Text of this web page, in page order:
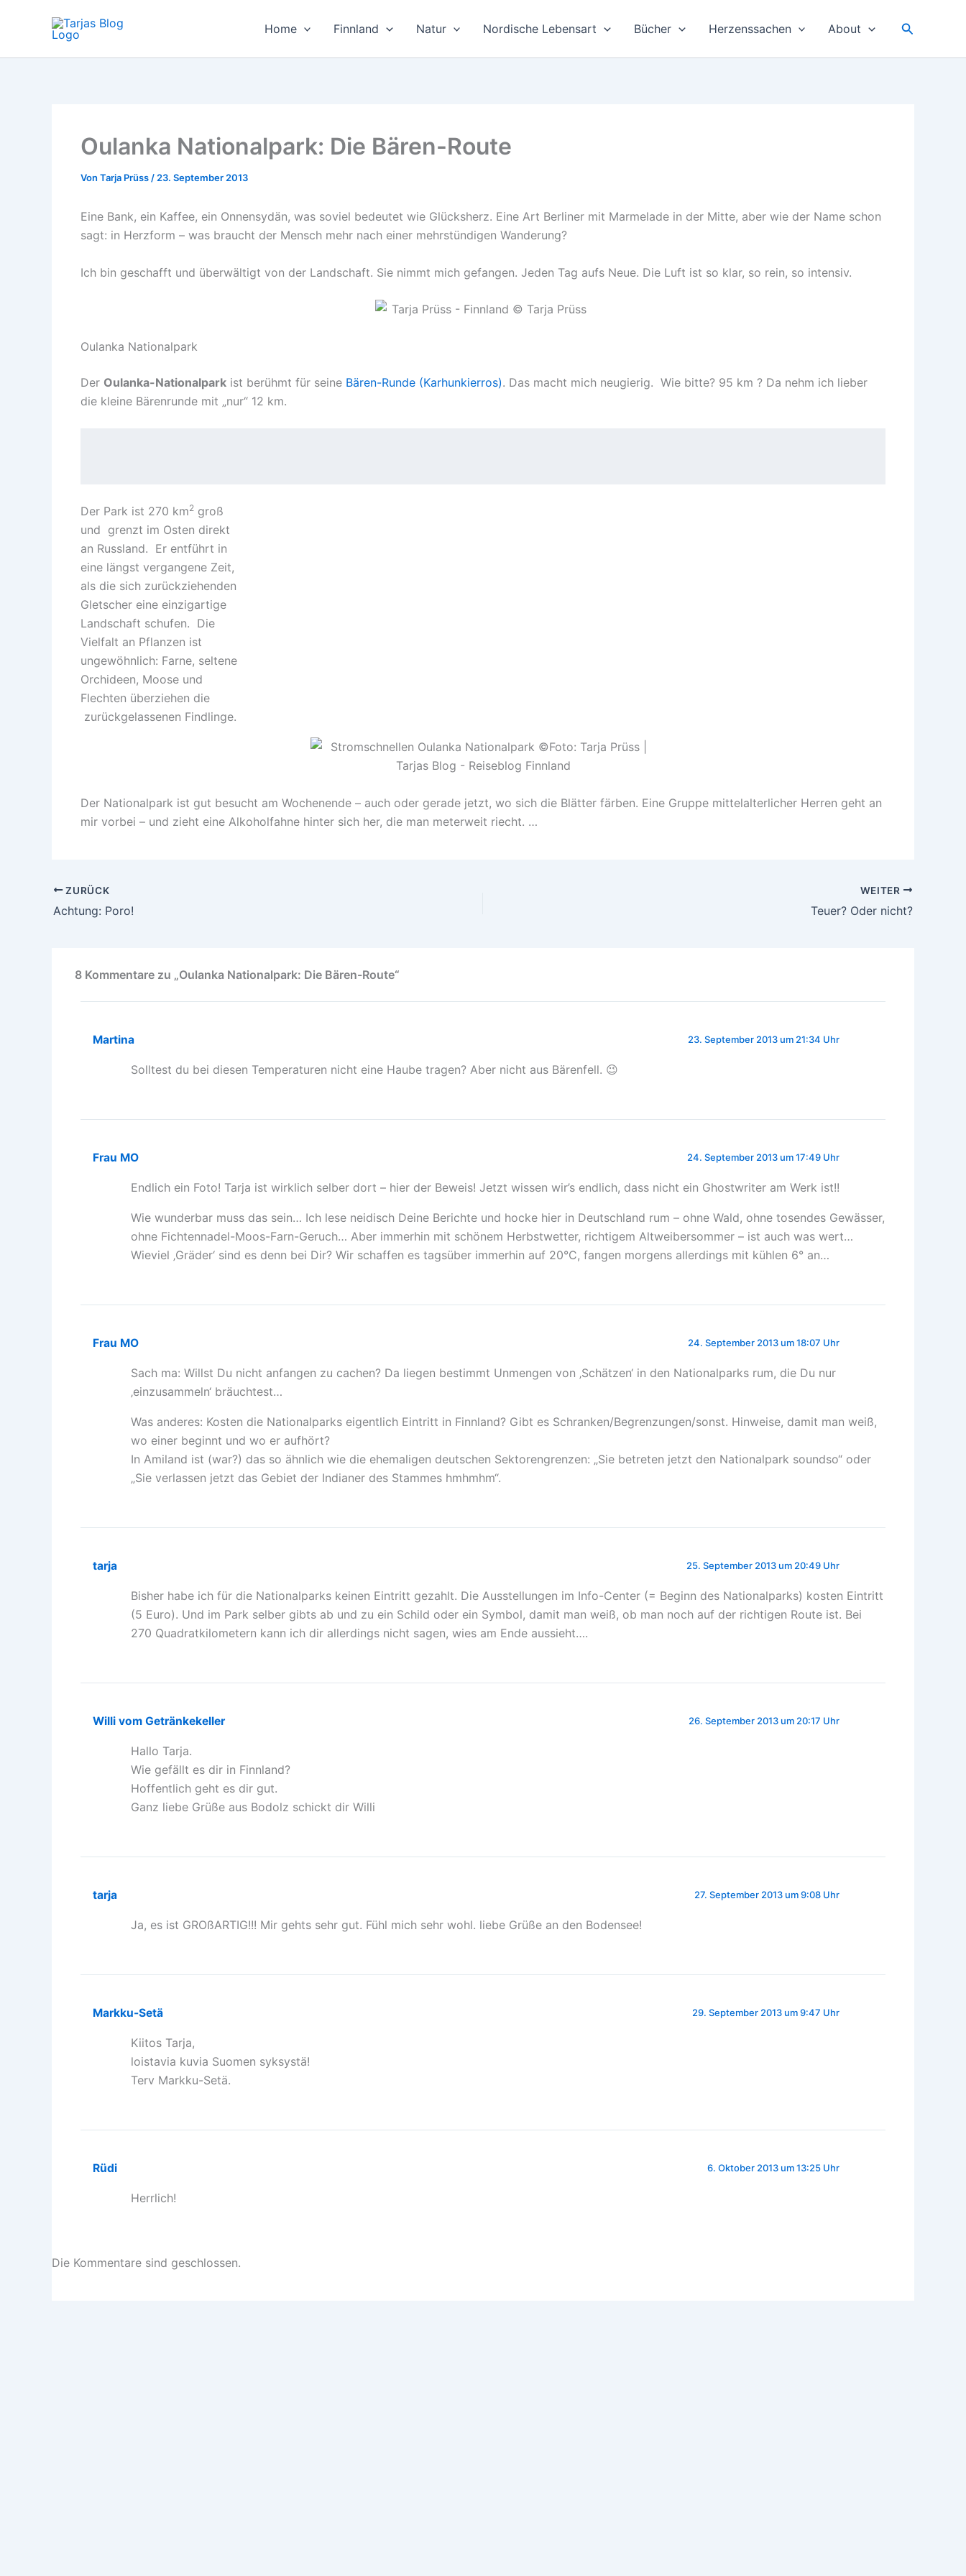
Home Finnland Natur Nordische Lebensart Bücher Herzenssachen About Suchen
Oulanka Nationalpark: Die Bären-Route
Von Tarja Prüss / 23. September 2013
Eine Bank, ein Kaffee, ein Onnensydän, was soviel bedeutet wie Glücksherz. Eine Art Berliner mit Marmelade in der Mitte, aber wie der Name schon
sagt: in Herzform – was braucht der Mensch mehr nach einer mehrstündigen Wanderung?
Ich bin geschafft und überwältigt von der Landschaft. Sie nimmt mich gefangen. Jeden Tag aufs Neue. Die Luft ist so klar, so rein, so intensiv.
Oulanka Nationalpark
Der Oulanka-Nationalpark ist berühmt für seine Bären-Runde (Karhunkierros). Das macht mich neugierig. Wie bitte? 95 km ? Da nehm ich lieber
die kleine Bärenrunde mit „nur“ 12 km.
Der Park ist 270 km2 groß
und grenzt im Osten direkt
an Russland. Er entführt in
eine längst vergangene Zeit,
als die sich zurückziehenden
Gletscher eine einzigartige
Landschaft schufen. Die
Vielfalt an Pflanzen ist
ungewöhnlich: Farne, seltene
Orchideen, Moose und
Flechten überziehen die
zurückgelassenen Findlinge.
Der Nationalpark ist gut besucht am Wochenende – auch oder gerade jetzt, wo sich die Blätter färben. Eine Gruppe mittelalterlicher Herren geht an
mir vorbei – und zieht eine Alkoholfahne hinter sich her, die man meterweit riecht. …
ZURÜCK
Achtung: Poro!
WEITER
Teuer? Oder nicht?
8 Kommentare zu „Oulanka Nationalpark: Die Bären-Route“
Martina 23. September 2013 um 21:34 Uhr
Solltest du bei diesen Temperaturen nicht eine Haube tragen? Aber nicht aus Bärenfell. 😉
Frau MO 24. September 2013 um 17:49 Uhr
Endlich ein Foto! Tarja ist wirklich selber dort – hier der Beweis! Jetzt wissen wir’s endlich, dass nicht ein Ghostwriter am Werk ist!!
Wie wunderbar muss das sein… Ich lese neidisch Deine Berichte und hocke hier in Deutschland rum – ohne Wald, ohne tosendes Gewässer,
ohne Fichtennadel-Moos-Farn-Geruch… Aber immerhin mit schönem Herbstwetter, richtigem Altweibersommer – ist auch was wert…
Wieviel ‚Gräder‘ sind es denn bei Dir? Wir schaffen es tagsüber immerhin auf 20°C, fangen morgens allerdings mit kühlen 6° an…
Frau MO 24. September 2013 um 18:07 Uhr
Sach ma: Willst Du nicht anfangen zu cachen? Da liegen bestimmt Unmengen von ‚Schätzen‘ in den Nationalparks rum, die Du nur
‚einzusammeln‘ bräuchtest…
Was anderes: Kosten die Nationalparks eigentlich Eintritt in Finnland? Gibt es Schranken/Begrenzungen/sonst. Hinweise, damit man weiß,
wo einer beginnt und wo er aufhört?
In Amiland ist (war?) das so ähnlich wie die ehemaligen deutschen Sektorengrenzen: „Sie betreten jetzt den Nationalpark soundso“ oder
„Sie verlassen jetzt das Gebiet der Indianer des Stammes hmhmhm“.
tarja 25. September 2013 um 20:49 Uhr
Bisher habe ich für die Nationalparks keinen Eintritt gezahlt. Die Ausstellungen im Info-Center (= Beginn des Nationalparks) kosten Eintritt
(5 Euro). Und im Park selber gibts ab und zu ein Schild oder ein Symbol, damit man weiß, ob man noch auf der richtigen Route ist. Bei
270 Quadratkilometern kann ich dir allerdings nicht sagen, wies am Ende aussieht….
Willi vom Getränkekeller 26. September 2013 um 20:17 Uhr
Hallo Tarja.
Wie gefällt es dir in Finnland?
Hoffentlich geht es dir gut.
Ganz liebe Grüße aus Bodolz schickt dir Willi
tarja 27. September 2013 um 9:08 Uhr
Ja, es ist GROßARTIG!!! Mir gehts sehr gut. Fühl mich sehr wohl. liebe Grüße an den Bodensee!
Markku-Setä 29. September 2013 um 9:47 Uhr
Kiitos Tarja,
loistavia kuvia Suomen syksystä!
Terv Markku-Setä.
Rüdi 6. Oktober 2013 um 13:25 Uhr
Herrlich!
Die Kommentare sind geschlossen.